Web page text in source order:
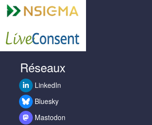
Réseaux
LinkedIn
Bluesky
Mastodon